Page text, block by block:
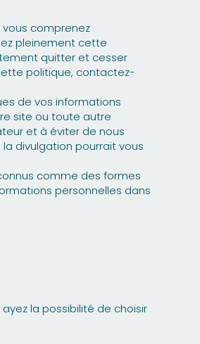
comprenez
pleinement cette
quitter et cesser
politique, contactez-
de vos informations
site ou toute autre
et à éviter de nous
divulgation pourrait vous
comme des formes
personnelles dans
la possibilité de choisir